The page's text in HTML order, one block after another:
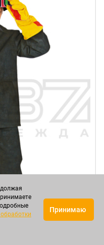
Принимаю